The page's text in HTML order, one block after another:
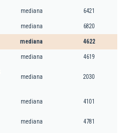
mediana 6421
mediana 6820
mediana 4622
mediana 4619
mediana 2030
mediana 4101
mediana 4781